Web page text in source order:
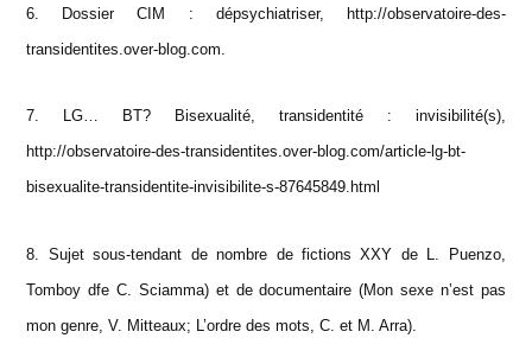
6. Dossier CIM : dépsychiatriser, http://observatoire-des-
transidentites.over-blog.com.
7. LG… BT? Bisexualité, transidentité : invisibilité(s),
http://observatoire-des-transidentites.over-blog.com/article-lg-bt-
bisexualite-transidentite-invisibilite-s-87645849.html
8. Sujet sous-tendant de nombre de fictions XXY de L. Puenzo,
Tomboy dfe C. Sciamma) et de documentaire (Mon sexe n’est pas
mon genre, V. Mitteaux; L’ordre des mots, C. et M. Arra).